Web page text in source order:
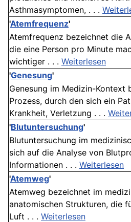
Asthmasymptomen, . . .
'Atemfrequenz'
Atemfrequenz bezeichnet die
die eine Person pro Minute
wichtiger . . . Weiterlesen
'Genesung'
Genesung im Medizin-Kontext
Prozess, durch den sich ein
Krankheit, Verletzung . . .
'Blutuntersuchung'
Blutuntersuchung im
sich auf die Analyse von
Informationen . . . Weiterlesen
'Atemweg'
Atemweg bezeichnet im
anatomischen Strukturen, die
Luft . . . Weiterlesen